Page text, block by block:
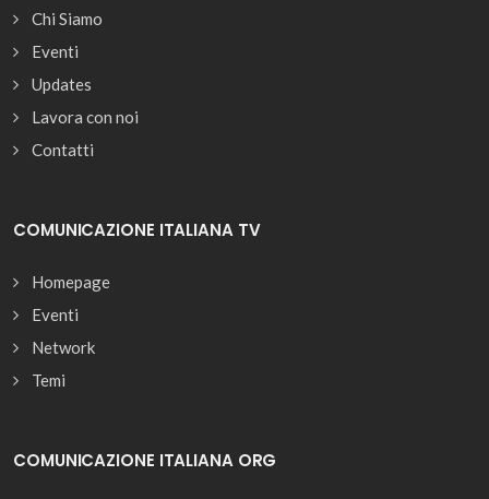
Chi Siamo
Eventi
Updates
Lavora con noi
Contatti
COMUNICAZIONE ITALIANA TV
Homepage
Eventi
Network
Temi
COMUNICAZIONE ITALIANA ORG